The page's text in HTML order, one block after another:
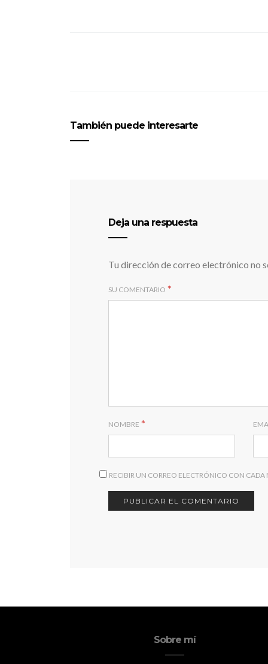
También puede interesarte
Deja una respuesta
Tu dirección de correo electrónico no
SU COMENTARIO *
NOMBRE *
RECIBIR UN CORREO ELECTRÓNICO CON
Sobre mí